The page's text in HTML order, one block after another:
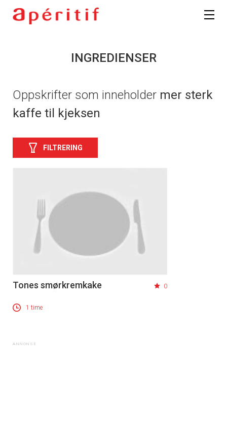
INGREDIENSER
Oppskrifter som inneholder mer sterk
kaffe til kjeksen
FILTRERING
Tones smørkremkake 0
1 time